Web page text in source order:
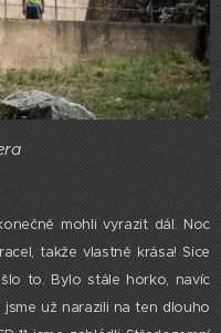
mohli vyrazit dál. Noc
takže vlastně krása! Sice
to. Bylo stále horko, navíc
už narazili na ten dlouho